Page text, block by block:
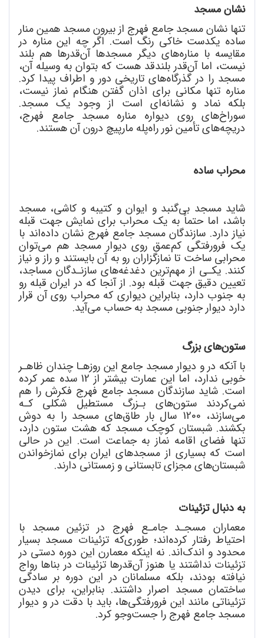
نشان مسجد
تنها نشان مسجد جامع فهرج از بیرون مسجد همین منار
ساده یکدست خاکی رنگ است. اگر چه این مناره در
مقایسه با منارههای دیگر مسجدها آنقدرها هم بلند
نیست، اما آنقدر بلندقد هست که بتوان به وسیله آن،
مسجد را در گذرگاههای تاریخی دور و اطراف پیدا کرد.
مناره تنها مکانی برای اذان گفتن هنگام نماز نیست،
بلکه نماد و نشانهای است از وجود یک مسجد.
سوراخهای روی دیواره مناره مسجد جامع فهرج،
دریچههای تأمین نور راهپله مارپیچ درون آن هستند.
محراب ساده
شاید مسجد بیگنبد و ایوان و کتیبه و کاشی، مسجد
باشد، اما حتماً به یک محراب برای نمایش جهت قبله
نیاز دارد. سازندگان مسجد جامع فهرج نشان دادهاند با
یک فرورفتگی کمعمق روی دیوار مسجد هم میتوان
محرابی ساخت تا نمازگزاران رو به آن بایستند و راز و نیاز
کنند. یکـی از مهمترین دغدغههای سازنـدگان مساجد،
تعیین دقیق جهت قبله بود. از آنجا که در ایران قبله رو
به جنوب دارد، بنابراین دیواری که محراب روی آن قرار
دارد دیوار جنوبی مسجد به حساب میآید.
ستونهای بزرگ
با آنکه در و دیوار مسجد جامع این روزهـا چندان ظاهـر
خوبی ندارد، اما این عمارت بیشتر از 12 سده عمر کرده
است. شاید سازندگان مسجد جامع فهرج فکرش را هم
نمیکردند ستونهای بـزرگ مستطیل شکلی کـه
میسازند، 1200 سال بار طاق های مسجد را به دوش
بکشند. شبستان کوچک مسجد که هشت ستون دارد،
تنها فضای اقامه نماز به جماعت است. این در حالی
است که بسیاری از مسجدهای ایران برای نمازخواندن
شبستانهای مجزای تابستانی و زمستانی دارند.
به دنبال تزئینات
معماران مسجـد جامـع فهرج در تزئین مسجد با
احتیاط رفتار کردهاند؛ طوریکه تزئینات مسجد بسیار
محدود و اندکاند. نه اینکه معمارن این دوره دستی در
تزئینات نداشتند یا هنوز آنقدرها تزئینات در بناها رواج
نیافته بودند، بلکه مسلمانان در این دوره بر سادگی
ساختمان مسجد اصرار داشتند. بنابراین، برای دیدن
تزئیناتی مانند این فرورفتگیها، باید با دقت در و دیوار
مسجد جامع فهرج را جستوجو کرد.